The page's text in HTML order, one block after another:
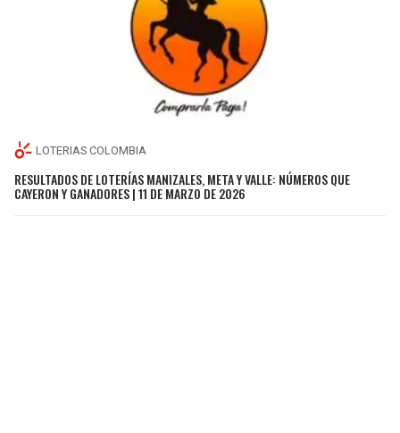
LOTERIAS COLOMBIA
RESULTADOS DE LOTERÍAS MANIZALES, META Y VALLE: NÚMEROS QUE
CAYERON Y GANADORES | 11 DE MARZO DE 2026